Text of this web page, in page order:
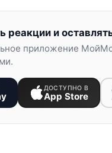
реакции и
приложение
ДОСТУПНО В
App Store